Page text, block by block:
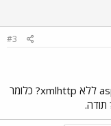
#3
לשלוח מקובץ עם סיומת html לקובץ aspx ללא xmlhttp? כלומר